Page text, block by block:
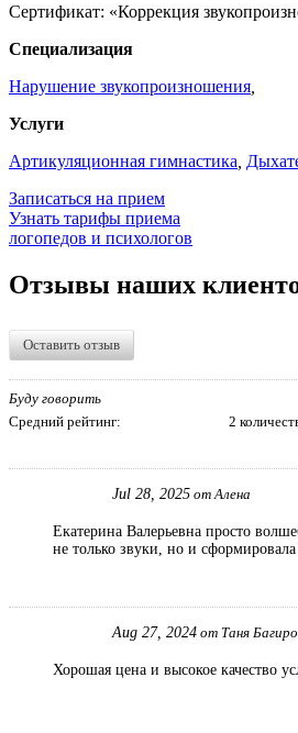
Сертификат: «Коррекция
Специализация
Нарушение звукопроизношения,
Услуги
Артикуляционная гимнастика,
Записаться на прием
Узнать тарифы приема
логопедов и психологов
Отзывы наших
Оставить отзыв
Буду говорить
Средний рейтинг:
2
Jul 28, 2025 от Алена
Екатерина Валерьевна просто
не только звуки, но и
Aug 27, 2024 от Таня
Хорошая цена и высокое качество